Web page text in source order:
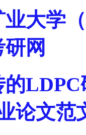
业大学
网
论文范